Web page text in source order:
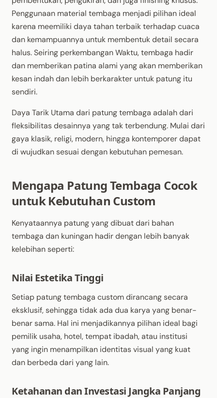
Penggunaan material tembaga menjadi pilihan ideal
karena meemiliki daya tahan terbaik terhadap cuaca
dan kemampuannya untuk membentuk detail secara
halus. Seiring perkembangan Waktu, tembaga hadir
dan memberikan patina alami yang akan memberikan
kesan indah dan lebih berkarakter untuk patung itu
sendiri.
Daya Tarik Utama dari patung tembaga adalah dari
fleksibilitas desainnya yang tak terbendung. Mulai dari
gaya klasik, religi, modern, hingga kontemporer dapat
di wujudkan sesuai dengan kebutuhan pemesan.
Mengapa Patung Tembaga Cocok
untuk Kebutuhan Custom
Kenyataannya patung yang dibuat dari bahan
tembaga dan kuningan hadir dengan lebih banyak
kelebihan seperti:
Nilai Estetika Tinggi
Setiap patung tembaga custom dirancang secara
eksklusif, sehingga tidak ada dua karya yang benar-
benar sama. Hal ini menjadikannya pilihan ideal bagi
pemilik usaha, hotel, tempat ibadah, atau institusi
yang ingin menampilkan identitas visual yang kuat
dan berbeda dari yang lain.
Ketahanan dan Investasi Jangka Panjang